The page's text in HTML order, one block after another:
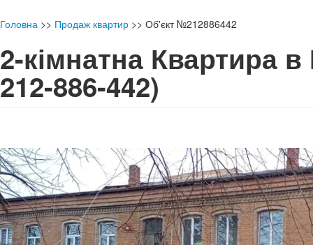
Головна >> Продаж квартир >> Об'єкт №212886442
2-кімнатна Квартира
212-886-442)